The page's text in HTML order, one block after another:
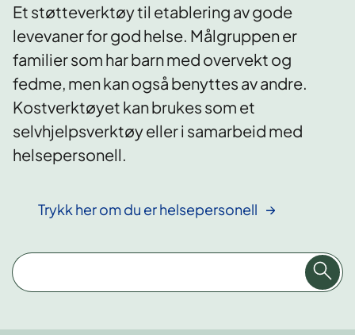
Et støtteverktøy til etablering av gode
levevaner for god helse. Målgruppen er
familier som har barn med overvekt og
fedme, men kan også benyttes av andre.
Kostverktøyet kan brukes som et
selvhjelpsverktøy eller i samarbeid med
helsepersonell.
Trykk her om du er helsepersonell